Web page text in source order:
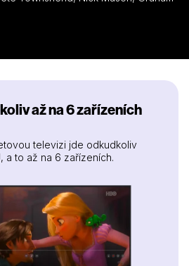
až na 6 zařízeních
televizi jde odkudkoliv
a to až na 6 zařízeních.